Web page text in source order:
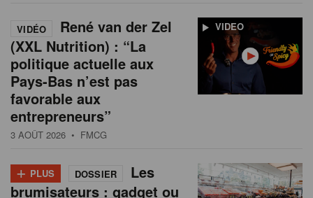
VIDEO
VIDÉO
René van der Zel
(XXL Nutrition) : “La
politique actuelle aux
Pays-Bas n’est pas
favorable aux
entrepreneurs”
3 AOÛT 2026 • FMCG
+ PLUS DOSSIER
Les
brumisateurs : gadget ou